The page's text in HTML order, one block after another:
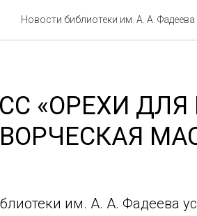
Новости библиотеки им. А. А. Фадеева
«ОРЕХИ ДЛЯ
им. А. А. Фадеева